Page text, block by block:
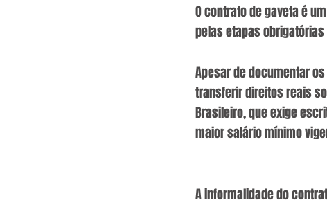
O contrato de gaveta é
pelas etapas
Apesar de documentar
transferir direitos reais
Brasileiro, que exige
maior salário mínimo
A informalidade do